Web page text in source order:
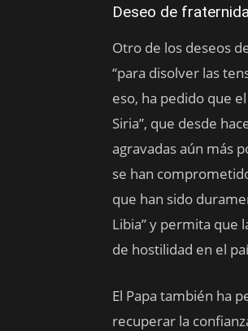
Deseo de
Otro de los deseos
“para disolver las
eso, ha pedido que
Siria”, que desde
agravadas aún más
se han
que han sido
Libia” y permita que
de hostilidad en el
El Papa también ha
recuperar la